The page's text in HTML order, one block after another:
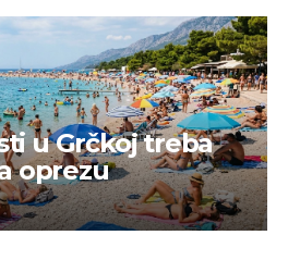
u Grčkoj treba
oprezu